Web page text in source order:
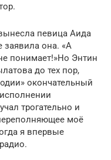
певица Аида
заявила она. «А
понимает!»Но Энтин
до тех пор,
окончательный
трогательно и
моё
я впервые